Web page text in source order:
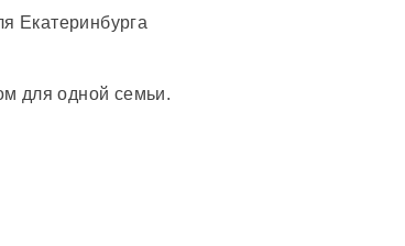
Екатеринбурга
для одной семьи.